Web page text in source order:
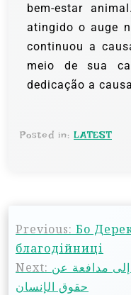
bem-estar
atingido o auge
continuou a
meio de sua
dedicação a
Posted in: LATEST
Previous: Бо
благодійниці
Next: إلى مدافعة عن
حقوق الإنسان